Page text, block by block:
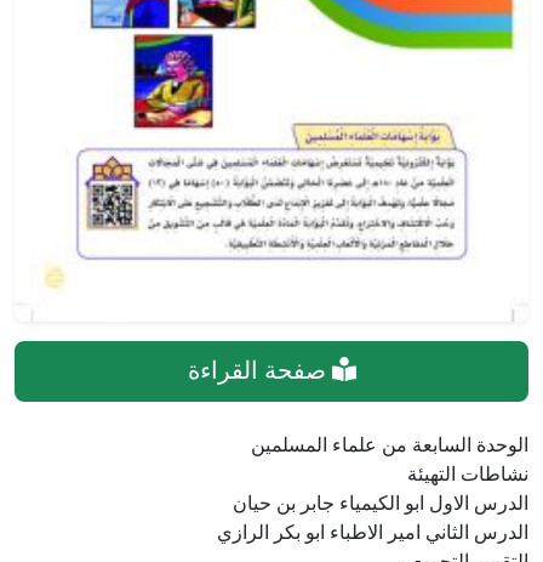
صفحة القراءة
الوحدة السابعة من علماء المسلمين
نشاطات التهيئة
الدرس الاول ابو الكيمياء جابر بن حيان
الدرس الثاني امير الاطباء ابو بكر الرازي